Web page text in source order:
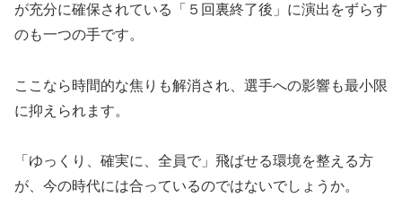
が充分に確保されている「５回裏終了後」に演出をずらす
のも一つの手です。
ここなら時間的な焦りも解消され、選手への影響も最小限
に抑えられます。
「ゆっくり、確実に、全員で」飛ばせる環境を整える方
が、今の時代には合っているのではないでしょうか。